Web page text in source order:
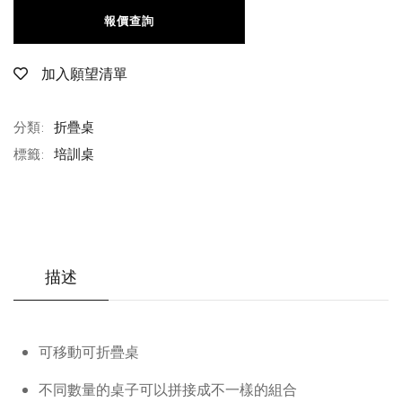
加入願望清單
報價查詢
分類: 折疊桌
標籤: 培訓桌
描述
可移動可折疊桌
不同數量的桌子可以拼接成不一樣的組合